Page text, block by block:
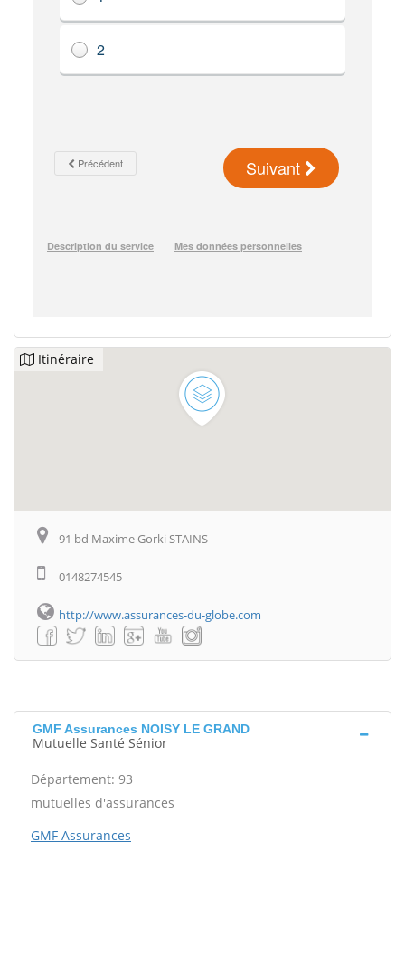
Itinéraire
91 bd Maxime Gorki STAINS
0148274545
http://www.assurances-du-globe.com
GMF Assurances NOISY LE GRAND
Mutuelle Santé Sénior
Département: 93
mutuelles d'assurances
GMF Assurances